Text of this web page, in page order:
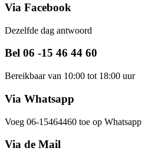
Via Facebook
Dezelfde dag antwoord
Bel 06 -15 46 44 60
Bereikbaar van 10:00 tot 18:00 uur
Via Whatsapp
Voeg 06-15464460 toe op Whatsapp
Via de Mail